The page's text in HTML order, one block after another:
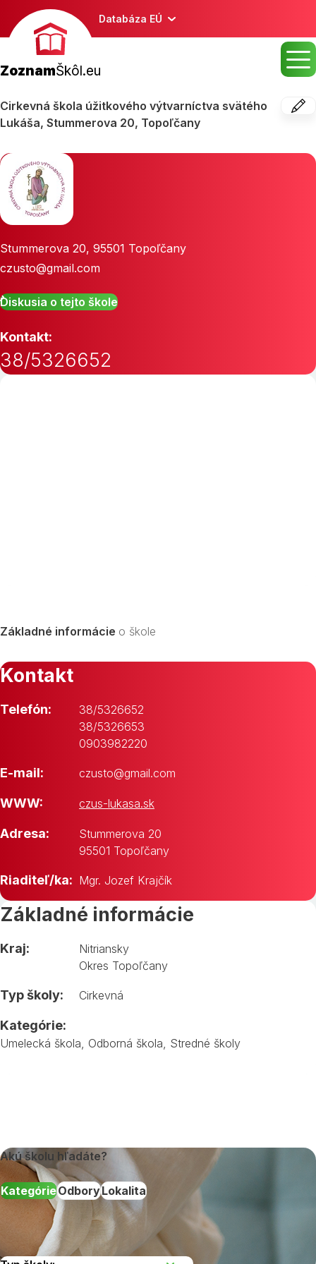
Databáza EÚ
ZoznamŠkôl.eu
Cirkevná škola úžitkového výtvarníctva svätého
Lukáša, Stummerova 20, Topoľčany
Stummerova 20, 95501 Topoľčany
czusto@gmail.com
Diskusia o tejto škole
Kontakt:
38/5326652
Základné informácie o škole
Kontakt
Telefón:
38/5326652
38/5326653
0903982220
E-mail: czusto@gmail.com
WWW: czus-lukasa.sk
Adresa:
Stummerova 20
95501 Topoľčany
Riaditeľ/ka: Mgr. Jozef Krajčík
Základné informácie
Kraj:
Nitriansky
Okres Topoľčany
Typ školy: Cirkevná
Kategórie:
Umelecká škola Odborná škola Stredné školy
Akú školu hľadáte?
KategórieOdboryLokalita